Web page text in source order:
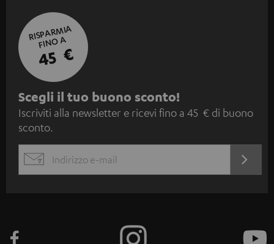
RISPARMIA
FINO A
45 €
I
s
c
i
Scegli il tuo buono sconto!
Iscriviti alla newsletter e ricevi fino a 45 € di buono
sconto.
EMAIL
ORA